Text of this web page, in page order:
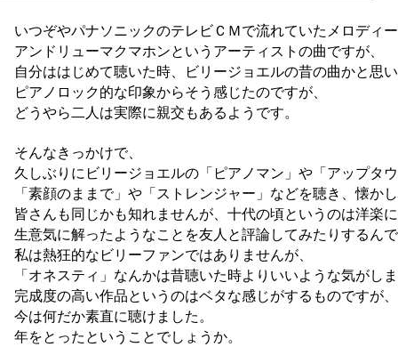
いつぞやパナソニックのテレビＣＭで流れていたメロディ
アンドリューマクマホンというアーティストの曲ですが、
自分ははじめて聴いた時、ビリージョエルの昔の曲かと思
ピアノロック的な印象からそう感じたのですが、
どうやら二人は実際に親交もあるようです。
そんなきっかけで、
久しぶりにビリージョエルの「ピアノマン」や「アップタ
「素顔のままで」や「ストレンジャー」などを聴き、懐か
皆さんも同じかも知れませんが、十代の頃というのは洋楽
生意気に解ったようなことを友人と評論してみたりするん
私は熱狂的なビリーファンではありませんが、
「オネスティ」なんかは昔聴いた時よりいいような気がし
完成度の高い作品というのはベタな感じがするものですが、
今は何だか素直に聴けました。
年をとったということでしょうか。